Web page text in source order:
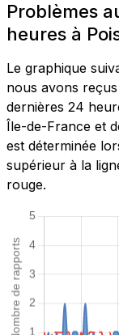
Problèmes
heures à
Le graphique
nous avons
dernières 24
Île-de-France et
est déterminée
supérieur à la
rouge.